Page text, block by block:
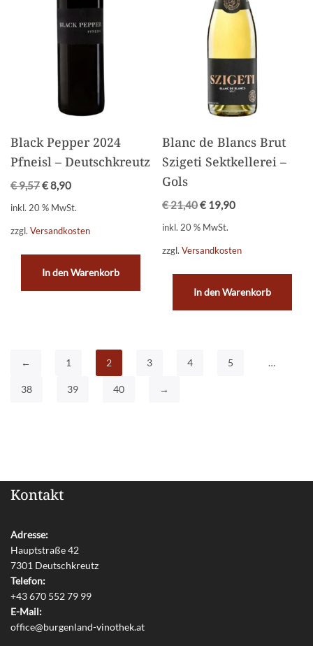
Black Pepper 2024
Pfneisl – Deutschkreutz
€9,57€8,90
inkl. 20 % MwSt.
zzgl. Versandkosten
In den Warenkorb
Blanc de Blancs Brut
Szigeti Sektkellerei –
Gols
€21,40€ 19,90
inkl. 20 % MwSt.
zzgl.Versandkosten
In den Warenkorb
← 1 2 3 4 5 …
38 39 40 →
Kontakt
Adresse:
Hauptstraße 42
7301 Deutschkreutz
Telefon:
+43 670 552 79 99
E-Mail:
office@burgenland-vinothek.at